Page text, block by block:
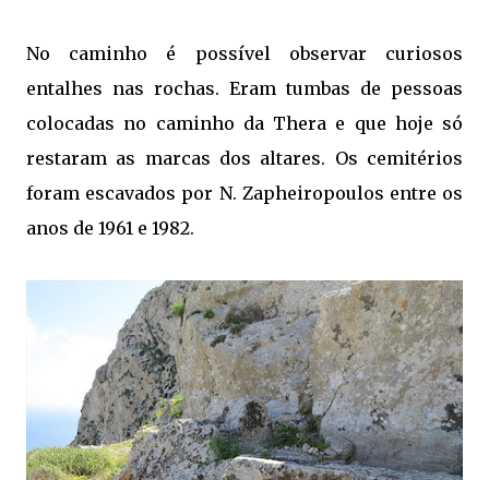
No caminho é possível observar curiosos
entalhes nas rochas. Eram tumbas de pessoas
colocadas no caminho da Thera e que hoje só
restaram as marcas dos altares. Os cemitérios
foram escavados por N. Zapheiropoulos entre os
anos de 1961 e 1982.